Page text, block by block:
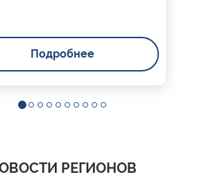
Подробнее
РЕГИОНОВ